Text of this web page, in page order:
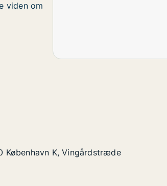
viden om
K, Vingårdstræde
København K, Vingårdstræde
København K, Vingårdstræde